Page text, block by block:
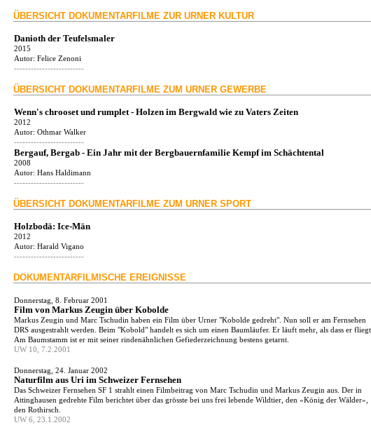
ÜBERSICHT DOKUMENTARFILME ZUR URNER KULTUR
Danioth der Teufelsmaler
2015
Autor: Felice Zenoni
-------------------------
ÜBERSICHT DOKUMENTARFILME ZUM URNER GEWERBE
Wenn's chrooset und rumplet - Holzen im Bergwald wie zu Vaters Zeiten
2012
Autor: Othmar Walker
-------------------------
Bergauf, Bergab - Ein Jahr mit der Bergbauernfamilie Kempf im Schächtental
2008
Autor: Hans Haldimann
-------------------------
ÜBERSICHT DOKUMENTARFILME ZUM URNER SPORT
Holzbodä: Ice-Män
2012
Autor: Harald Vigano
-------------------------
DOKUMENTARFILMISCHE EREIGNISSE
Donnerstag, 8. Februar 2001
Film von Markus Zeugin über Kobolde
Markus Zeugin und Marc Tschudin haben ein Film über Urner "Kobolde gedreht". Nun soll er am Fernsehen
DRS ausgestrahlt werden. Beim "Kobold" handelt es sich um einen Baumläufer. Er läuft mehr, als dass er
Am Baumstamm ist er mit seiner rindenähnlichen Gefiederzeichnung bestens getarnt.
UW 10, 7.2.2001
Donnerstag, 24. Januar 2002
Naturfilm aus Uri im Schweizer Fernsehen
Das Schweizer Fernsehen SF 1 strahlt einen Filmbeitrag von Marc Tschudin und Markus Zeugin aus. Der in
Attinghausen gedrehte Film berichtet über das grösste bei uns frei lebende Wildtier, den «König der Wälder»,
den Rothirsch.
UW 6, 23.1.2002